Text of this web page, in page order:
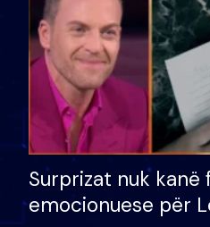
Surprizat nuk kanë
emocionuese për